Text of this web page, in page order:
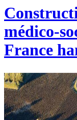
médico-
France